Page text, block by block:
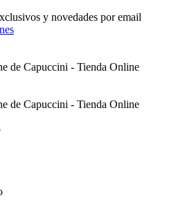
y novedades por email